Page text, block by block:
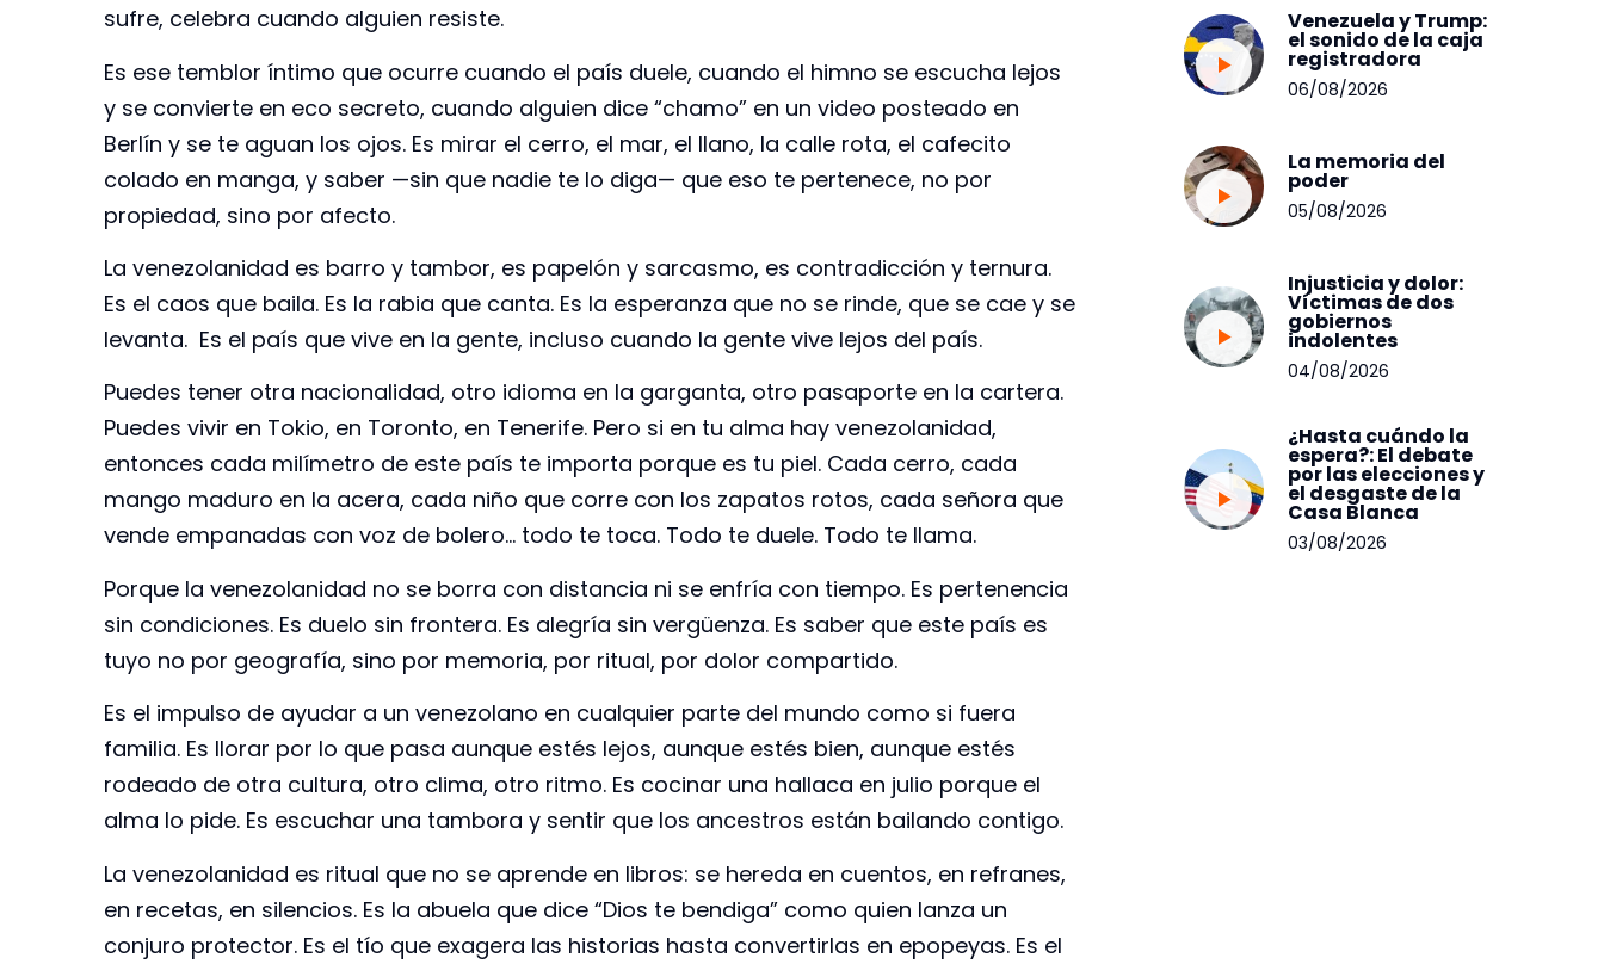
sufre, celebra cuando alguien resiste.
Es ese temblor íntimo que ocurre cuando el país duele, cuando el himno se escucha lejos
y se convierte en eco secreto, cuando alguien dice “chamo” en un video posteado en
Berlín y se te aguan los ojos. Es mirar el cerro, el mar, el llano, la calle rota, el cafecito
colado en manga, y saber —sin que nadie te lo diga— que eso te pertenece, no por
propiedad, sino por afecto.
La venezolanidad es barro y tambor, es papelón y sarcasmo, es contradicción y ternura.
Es el caos que baila. Es la rabia que canta. Es la esperanza que no se rinde, que se cae y se
levanta. Es el país que vive en la gente, incluso cuando la gente vive lejos del país.
Puedes tener otra nacionalidad, otro idioma en la garganta, otro pasaporte en la cartera.
Puedes vivir en Tokio, en Toronto, en Tenerife. Pero si en tu alma hay venezolanidad,
entonces cada milímetro de este país te importa porque es tu piel. Cada cerro, cada
mango maduro en la acera, cada niño que corre con los zapatos rotos, cada señora que
vende empanadas con voz de bolero… todo te toca. Todo te duele. Todo te llama.
Porque la venezolanidad no se borra con distancia ni se enfría con tiempo. Es pertenencia
sin condiciones. Es duelo sin frontera. Es alegría sin vergüenza. Es saber que este país es
tuyo no por geografía, sino por memoria, por ritual, por dolor compartido.
Es el impulso de ayudar a un venezolano en cualquier parte del mundo como si fuera
familia. Es llorar por lo que pasa aunque estés lejos, aunque estés bien, aunque estés
rodeado de otra cultura, otro clima, otro ritmo. Es cocinar una hallaca en julio porque el
alma lo pide. Es escuchar una tambora y sentir que los ancestros están bailando contigo.
La venezolanidad es ritual que no se aprende en libros: se hereda en cuentos, en refranes,
en recetas, en silencios. Es la abuela que dice “Dios te bendiga” como quien lanza un
conjuro protector. Es el tío que exagera las historias hasta convertirlas en epopeyas. Es el
Venezuela y Trump:
el sonido de la caja
registradora
06/08/2026
La memoria del
poder
05/08/2026
Injusticia y dolor:
Víctimas de dos
gobiernos
indolentes
04/08/2026
¿Hasta cuándo la
espera?: El debate
por las elecciones y
el desgaste de la
Casa Blanca
03/08/2026